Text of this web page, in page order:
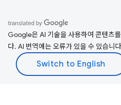
Google은 AI 기술을 사용하여 콘텐츠
다. AI 번역에는 오류가 있을 수 있습니